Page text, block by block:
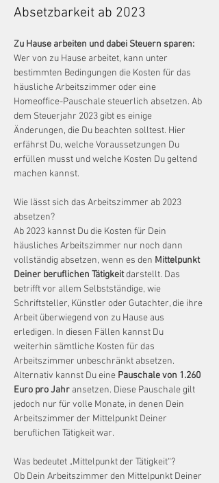
Absetzbarkeit ab 2023
Zu Hause arbeiten und dabei Steuern sparen:
Wer von zu Hause arbeitet, kann unter
bestimmten Bedingungen die Kosten für das
häusliche Arbeitszimmer oder eine
Homeoffice-Pauschale steuerlich absetzen. Ab
dem Steuerjahr 2023 gibt es einige
Änderungen, die Du beachten solltest. Hier
erfährst Du, welche Voraussetzungen Du
erfüllen musst und welche Kosten Du geltend
machen kannst.
Wie lässt sich das Arbeitszimmer ab 2023
absetzen?
Ab 2023 kannst Du die Kosten für Dein
häusliches Arbeitszimmer nur noch dann
vollständig absetzen, wenn es den Mittelpunkt
Deiner beruflichen Tätigkeit darstellt. Das
betrifft vor allem Selbstständige, wie
Schriftsteller, Künstler oder Gutachter, die ihre
Arbeit überwiegend von zu Hause aus
erledigen. In diesen Fällen kannst Du
weiterhin sämtliche Kosten für das
Arbeitszimmer unbeschränkt absetzen.
Alternativ kannst Du eine Pauschale von 1.260
Euro pro Jahr ansetzen. Diese Pauschale gilt
jedoch nur für volle Monate, in denen Dein
Arbeitszimmer der Mittelpunkt Deiner
beruflichen Tätigkeit war.
Was bedeutet „Mittelpunkt der Tätigkeit“?
Ob Dein Arbeitszimmer den Mittelpunkt Deiner